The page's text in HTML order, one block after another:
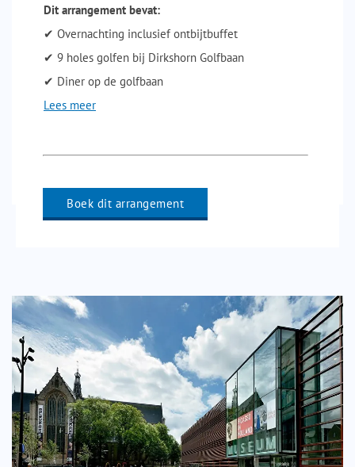
Dit arrangement bevat:
✔ Overnachting inclusief ontbijtbuffet
✔ 9 holes golfen bij Dirkshorn Golfbaan
✔ Diner op de golfbaan
Lees meer
Boek dit arrangement